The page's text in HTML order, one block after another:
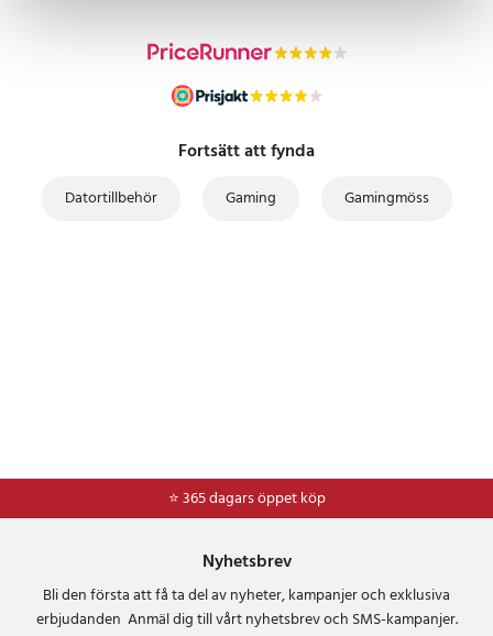
Fortsätt att fynda
Datortillbehör Gaming Gamingmöss
⭐ 365 dagars öppet köp
⭐Frakt 49kr *
Nyhetsbrev
Bli den första att få ta del av nyheter, kampanjer och exklusiva
erbjudanden Anmäl dig till vårt nyhetsbrev och SMS-kampanjer.